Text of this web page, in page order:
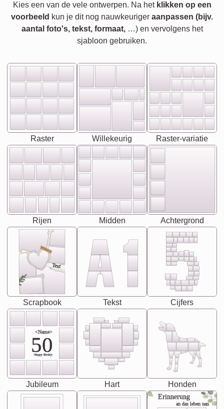
Kies een van de vele ontwerpen. Na het klikken op een
voorbeeld kun je dit nog nauwkeuriger aanpassen (bijv.
aantal foto's, tekst, formaat,…) en vervolgens het
sjabloon gebruiken.
Raster Willekeurig Raster-variatie
Rijen Midden Achtergrond
Text
Scrapbook Tekst Cijfers
<Name>
50
-Happy Birday-
Jubileum Hart Honden
Erinnerung
an das leben uan